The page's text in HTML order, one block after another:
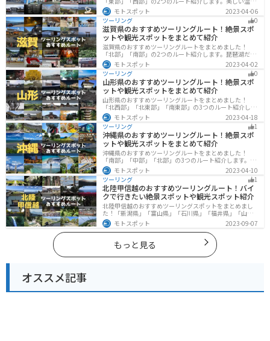
地や古墳群、歴史ある城や神社仏閣など、バイクツーリ
ングに適したスポットが多数存在し、様々な楽しみ方が
できます。バイクで佐賀県にツーリングに行く際は参考
にしてください。
モトスポット
2023-04-06
ツーリング
0
滋賀県のおすすめツーリングルート！絶景スポ
ットや観光スポットをまとめて紹介
滋賀県のおすすめツーリングルートをまとめました！
「北部」「南部」の2つのルート紹介します。琵琶湖だけ
でなく、比叡山ドライブウェイなどの山を楽しめるスポ
ットも多数あります。バイクで滋賀県にツーリングに行
く際は参考にしてください。
モトスポット
2023-04-02
ツーリング
0
山形県のおすすめツーリングルート！絶景スポ
ットや観光スポットをまとめて紹介
山形県のおすすめツーリングルートをまとめました！
「北西部」「北東部」「南東部」の3つのルート紹介しま
す。豊かな自然と歴史的な観光スポット、山と海どちら
も堪能できるスポットが多数あります。バイクで山形県
にツーリングに行く際は参考にしてください。
モトスポット
2023-04-18
ツーリング
1
沖縄県のおすすめツーリングルート！絶景スポ
ットや観光スポットをまとめて紹介
沖縄県のおすすめツーリングルートをまとめました！
「南部」「中部」「北部」の3つのルート紹介します。美
しいビーチや歴史と文化に溢れたスポットが多数あり、
様々な楽しみ方ができます。バイクで沖縄県にツーリン
グに行く際は参考にしてください。
モトスポット
2023-04-10
ツーリング
1
北陸甲信越のおすすめツーリングルート！バイ
クで行きたい絶景スポットや観光スポット紹介
北陸甲信越のおすすめツーリングスポットをまとめまし
た！「新潟県」「富山県」「石川県」「福井県」「山梨
県」「長野県」の各県の観光地紹介します。自然豊かな
山々や湖、温泉地が点在し、四季折々の景色を楽しめる
スポットが多数あります。バイクで北陸甲信越にツーリ
ングに行く際は参考にしてください。
モトスポット 2023-09-07
もっと見る
オススメ記事